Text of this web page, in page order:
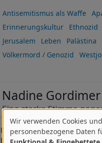
Antisemitismus als Waffe
Erinnerungskultur
Ethnozid
Jerusalem
Leben Palästina
Völkermord / Genozid
Nadine Gordimer
Eine starke Stimme
Die südafrikanische
Beobachterin und kritische
Verwendung
Wir verwenden Cookies
personenbezogene Daten